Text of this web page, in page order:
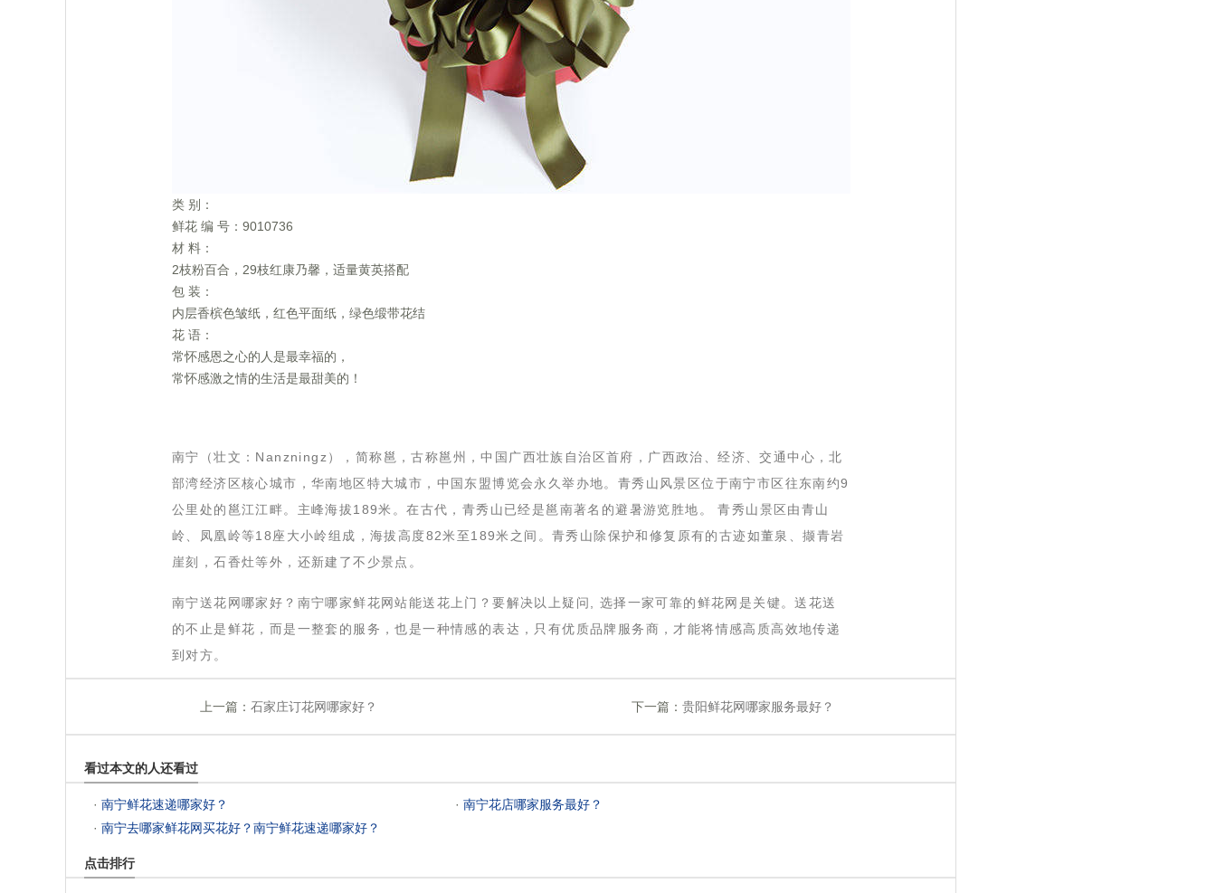
类 别：
鲜花 编 号：9010736
材 料：
2枝粉百合，29枝红康乃馨，适量黄英搭配
包 装：
内层香槟色皱纸，红色平面纸，绿色缎带花结
花 语：
常怀感恩之心的人是最幸福的，
常怀感激之情的生活是最甜美的！
南宁（壮文：Nanzningz），简称邕，古称邕州，中国广西壮族自治区首府，广西政治、经济、交通中心，北
部湾经济区核心城市，华南地区特大城市，中国东盟博览会永久举办地。青秀山风景区位于南宁市区往东南约9
公里处的邕江江畔。主峰海拔189米。在古代，青秀山已经是邕南著名的避暑游览胜地。 青秀山景区由青山
岭、凤凰岭等18座大小岭组成，海拔高度82米至189米之间。青秀山除保护和修复原有的古迹如董泉、撷青岩
崖刻，石香灶等外，还新建了不少景点。
南宁送花网哪家好？南宁哪家鲜花网站能送花上门？要解决以上疑问, 选择一家可靠的鲜花网是关键。送花送
的不止是鲜花，而是一整套的服务，也是一种情感的表达，只有优质品牌服务商，才能将情感高质高效地传递
到对方。
上一篇： 石家庄订花网哪家好？ 下一篇：贵阳鲜花网哪家服务最好？
看过本文的人还看过
· 南宁鲜花速递哪家好？ · 南宁花店哪家服务最好？
· 南宁去哪家鲜花网买花好？南宁鲜花速递哪家好？
点击排行